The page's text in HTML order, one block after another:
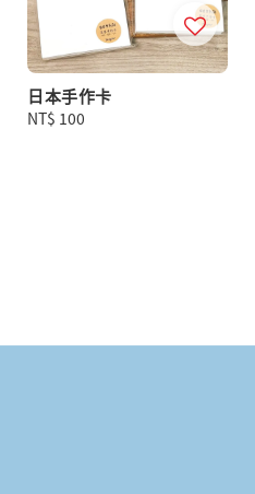
日本手作卡
Regular
NT$ 100